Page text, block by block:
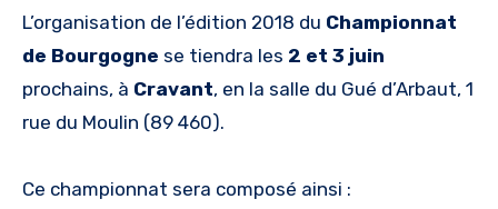
L’organisation de l’édition 2018 du Championnat
de Bourgogne se tiendra les 2 et 3 juin
prochains, à Cravant, en la salle du Gué d’Arbaut, 1
rue du Moulin (89 460).
Ce championnat sera composé ainsi :